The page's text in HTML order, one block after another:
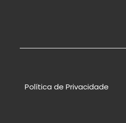
Política de Privacidade